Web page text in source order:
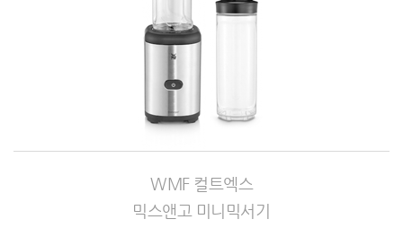
WMF 컬트엑스
믹스앤고 미니믹서기